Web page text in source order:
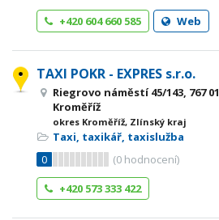
+420 604 660 585
Web
TAXI POKR - EXPRES s.r.o.
Riegrovo náměstí 45/143, 767 01
Kroměříž
okres Kroměříž, Zlínský kraj
Taxi, taxikář, taxislužba
0
(0 hodnocení)
+420 573 333 422